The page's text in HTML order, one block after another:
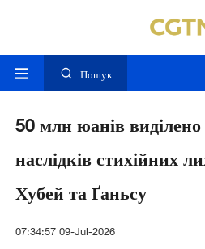
Пошук
50 млн юанів виділено
наслідків стихійних
Хубей та Ґаньсу
07:34:57 09-Jul-2026